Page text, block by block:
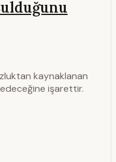
kaynaklanan
edeceğine işarettir.